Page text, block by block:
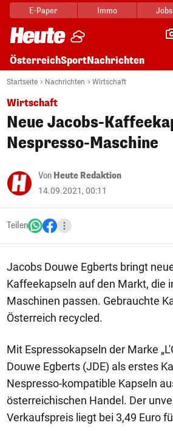
E-Paper Immo Jobs
ÖsterreichSportNachrichten
Startseite Nachrichten Wirtschaft
Wirtschaft
Neue Jacobs-
Nespresso-Maschine
Von Heute Redaktion
14.09.2021, 00:11
Teilen
Jacobs Douwe Egberts bringt
Kaffeekapseln auf den Markt, die
Maschinen passen. Gebrauchte
Österreich recycled.
Mit Espressokapseln der Marke
Douwe Egberts (JDE) als erstes
Nespresso-kompatible Kapseln
österreichischen Handel. Der
Verkaufspreis liegt bei 3,49 Euro